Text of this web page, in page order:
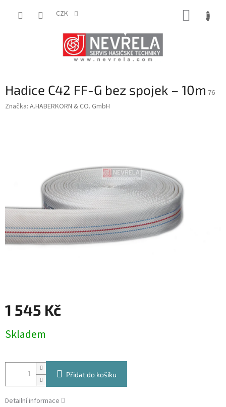
CZK
Hadice C42 FF-G bez spojek – 10m 76
Značka: A.HABERKORN & CO. GmbH
1 545 Kč
cena:
Skladem
Přidat do košíku
Detailní informace